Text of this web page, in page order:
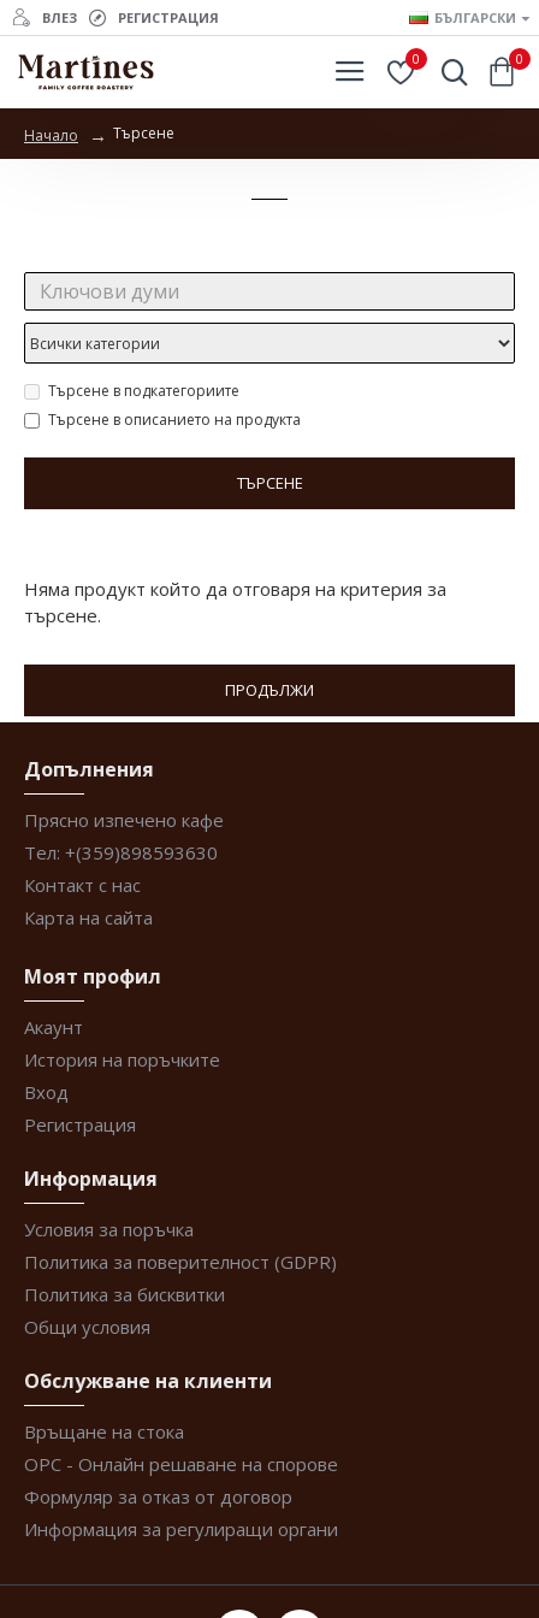
ВЛЕЗ РЕГИСТРАЦИЯ БЪЛГАРСКИ
0 0
Начало Търсене
Търсене в подкатегориите
Търсене в описанието на продукта
ТЪРСЕНЕ
Няма продукт който да отговаря на критерия за
търсене.
ПРОДЪЛЖИ
Допълнения
Прясно изпечено кафе
Тел: +(359)898593630
Контакт с нас
Карта на сайта
Моят профил
Акаунт
История на поръчките
Вход
Регистрация
Информация
Условия за поръчка
Политика за поверителност (GDPR)
Политика за бисквитки
Общи условия
Обслужване на клиенти
Връщане на стока
ОРС - Онлайн решаване на спорове
Формуляр за отказ от договор
Информация за регулиращи органи